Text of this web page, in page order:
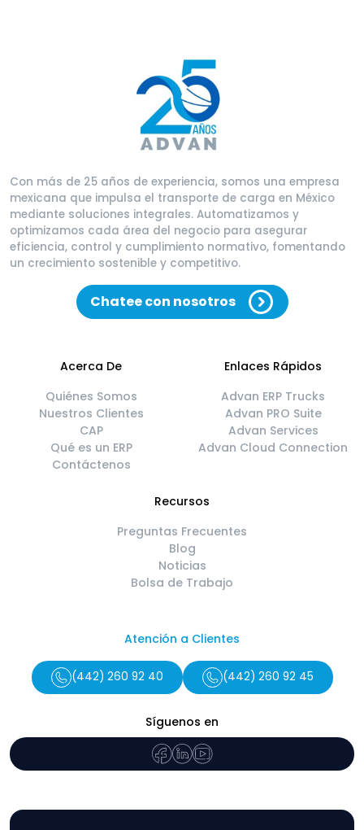
Con más de 25 años de experiencia, somos una empresa
mexicana que impulsa el transporte de carga en México
mediante soluciones integrales. Automatizamos y
optimizamos cada área del negocio para asegurar
eficiencia, control y cumplimiento normativo, fomentando
un crecimiento sostenible y competitivo.
Chatee con nosotros
Acerca De
Quiénes Somos
Nuestros Clientes
CAP
Qué es un ERP
Contáctenos
Enlaces Rápidos
Advan ERP Trucks
Advan PRO Suite
Advan Services
Advan Cloud Connection
Recursos
Preguntas Frecuentes
Blog
Noticias
Bolsa de Trabajo
Atención a Clientes
(442) 260 92 40 (442) 260 92 45
Síguenos en